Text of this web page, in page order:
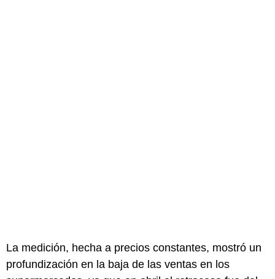
La medición, hecha a precios constantes, mostró un
profundización en la baja de las ventas en los